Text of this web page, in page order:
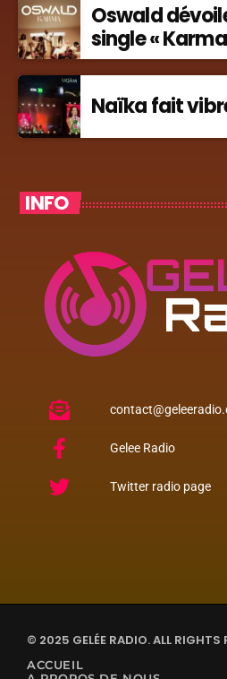
Oswald
single «
INFO
Gelee Radio
Twitter radio page
© 2025 GELÉE RADIO. ALL RIGHTS
ACCUEIL